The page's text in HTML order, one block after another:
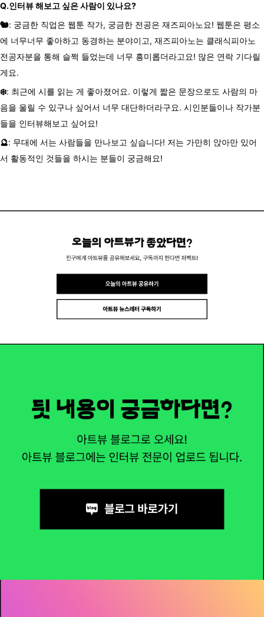
Q.인터뷰해보고 싶은사람이 있나요?
🐿️: 궁금한 직업은 웹툰 작가, 궁금한 전공은 재즈피아노요! 웹툰은 평소
에 너무너무 좋아하고 동경하는 분야이고, 재즈피아노는 클래식피아노
전공자분을 통해 슬쩍 들었는데 너무 흥미롭더라고요! 많은 연락 기다릴
게요.
❄️: 최근에 시를 읽는 게 좋아졌어요. 이렇게 짧은 문장으로도 사람의 마
음을 울릴 수 있구나 싶어서 너무 대단하더라구요. 시인분들이나 작가분
들을 인터뷰해보고 싶어요!
🔮: 무대에 서는 사람들을 만나보고 싶습니다! 저는 가만히 앉아만 있어
서 활동적인 것들을 하시는 분들이 궁금해요!